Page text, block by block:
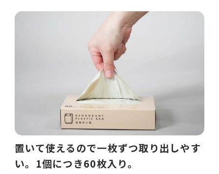
置いて使えるので一枚ずつ取り出しやす
い。1個につき60枚入り。